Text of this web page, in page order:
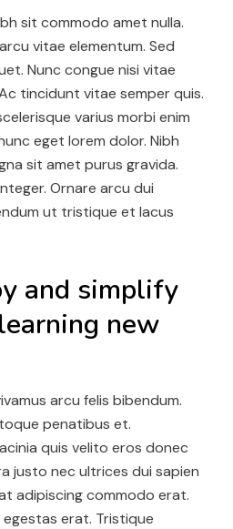
sit commodo amet nulla.
vitae elementum. Sed
Nunc congue nisi vitae
tincidunt vitae semper quis.
varius morbi enim
eget lorem dolor. Nibh
sit amet purus gravida.
Ornare arcu dui
ut tristique et lacus
and simplify
new
arcu felis bibendum.
penatibus et.
quis velito eros donec
justo nec ultrices dui sapien
adipiscing commodo erat.
erat. Tristique